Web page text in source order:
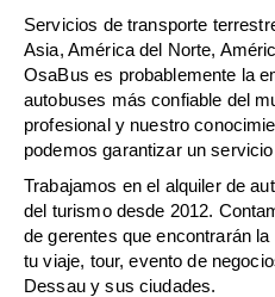
Servicios de transporte
Asia, América del Norte,
OsaBus es probablemente la
autobuses más confiable del
profesional y nuestro
podemos garantizar un
Trabajamos en el alquiler de
del turismo desde 2012.
de gerentes que encontrarán
tu viaje, tour, evento de
Dessau y sus ciudades.